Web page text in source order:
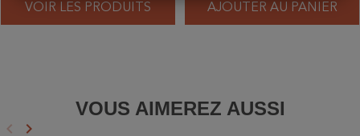
VOIR LES PRODUITS AJOUTER AU PANIER
VOUS AIMEREZ AUSSI
keyboard_arrow_left keyboard_arrow_right